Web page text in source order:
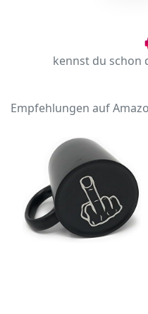
kennst du schon
Empfehlungen auf